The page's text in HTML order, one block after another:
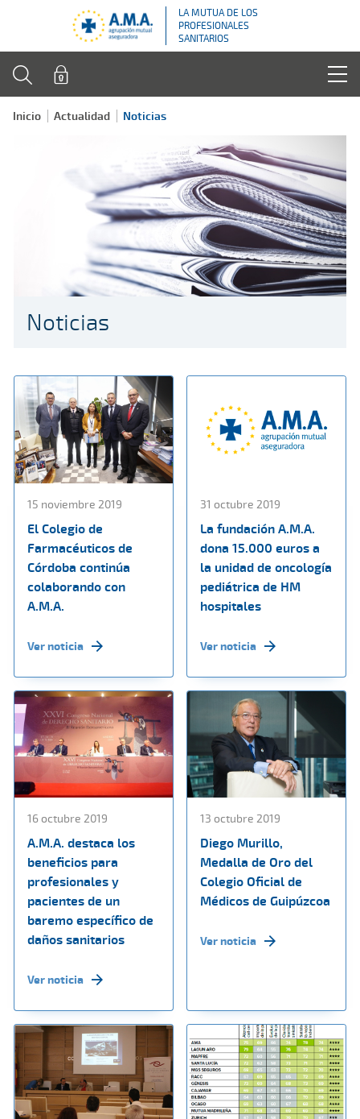
LA MUTUA DE LOS
PROFESIONALES
SANITARIOS
Inicio Actualidad Noticias
Noticias
15 noviembre 2019
El Colegio de
Farmacéuticos de
Córdoba continúa
colaborando con
A.M.A.
Ver noticia
31 octubre 2019
La fundación A.M.A.
dona 15.000 euros a
la unidad de oncología
pediátrica de HM
hospitales
Ver noticia
16 octubre 2019
A.M.A. destaca los
beneficios para
profesionales y
pacientes de un
baremo específico de
daños sanitarios
Ver noticia
13 octubre 2019
Diego Murillo,
Medalla de Oro del
Colegio Oficial de
Médicos de Guipúzcoa
Ver noticia